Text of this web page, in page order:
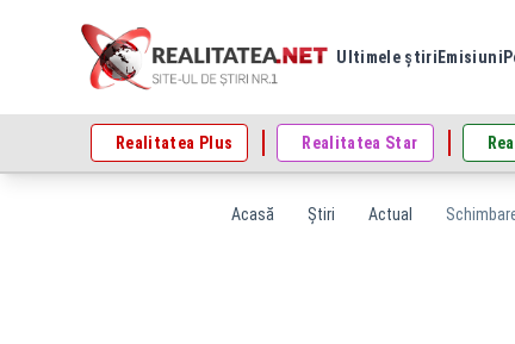
Ultimele știri Emisiuni
Realitatea Plus Realitatea Star
Acasă Știri Actual